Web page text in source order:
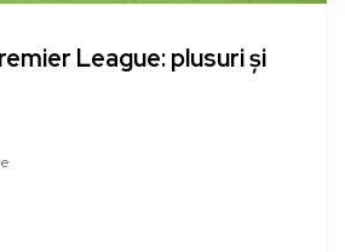
League: plusuri și